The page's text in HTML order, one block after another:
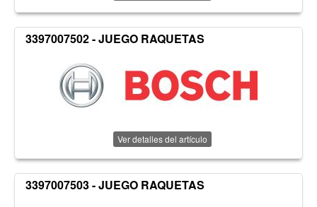
3397007502 - JUEGO RAQUETAS
Ver detalles del artículo
3397007503 - JUEGO RAQUETAS